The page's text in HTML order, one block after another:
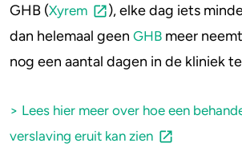
GHB (Xyrem
), elke dag iets
dan helemaal geen GHB meer
nog een aantal dagen in de kliniek
> Lees hier meer over hoe een
verslaving eruit kan zien